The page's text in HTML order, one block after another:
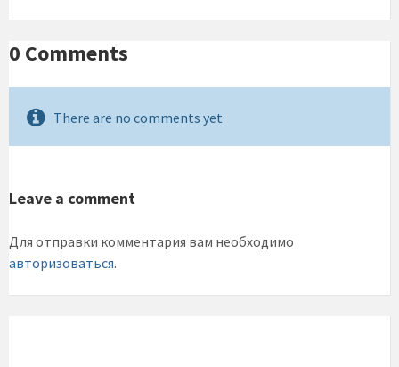
0 Comments
There are no comments yet
Leave a comment
Для отправки комментария вам необходимо
авторизоваться.